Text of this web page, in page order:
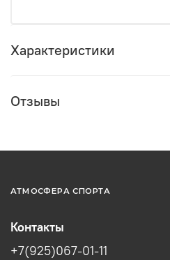
Характеристики
Отзывы
АТМОСФЕРА СПОРТА
Контакты
+7(925)067-01-11